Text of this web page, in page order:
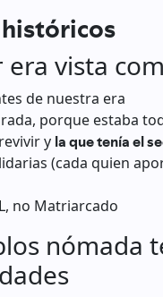
históricos
era vista
de nuestra era
porque estaba
y la que tenía el
(cada quien
no Matriarcado
nómada